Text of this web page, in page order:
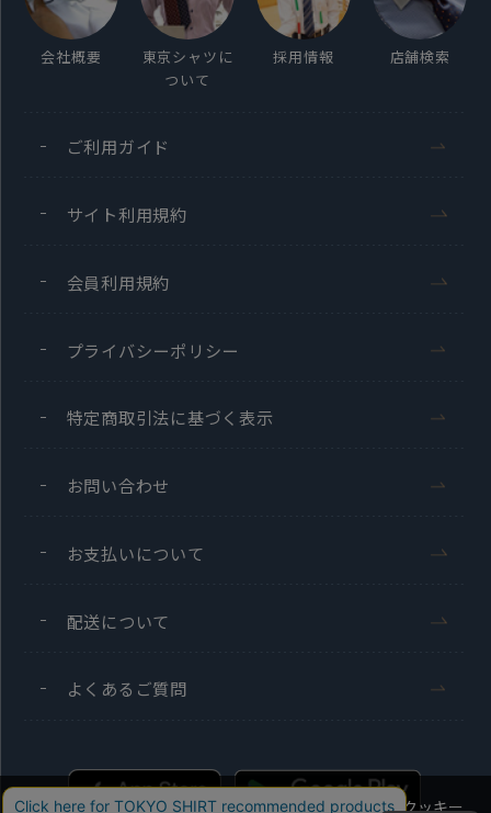
会社概要
東京シャツに
ついて
採用情報 店舗検索
ご利用ガイド
サイト利用規約
会員利用規約
プライバシーポリシー
特定商取引法に基づく表示
お問い合わせ
お支払いについて
配送について
よくあるご質問
当社のウェブサイトでは、お客様の利便性向上のためにクッキー